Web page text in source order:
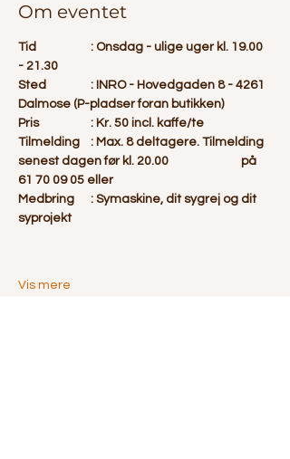
Om eventet
Tid		: Onsdag - ulige uger kl. 19.00
- 21.30
Sted		: INRO - Hovedgaden 8 - 4261
Dalmose (P-pladser foran butikken)
Pris		: Kr. 50 incl. kaffe/te
Tilmelding	: Max. 8 deltagere. Tilmelding
senest dagen før kl. 20.00 		  på
61 70 09 05 eller
Medbring	: Symaskine, dit sygrej og dit
syprojekt
Vis mere